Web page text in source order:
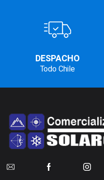
DESPACHO
Todo Chile